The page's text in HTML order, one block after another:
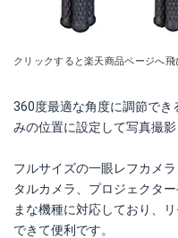
クリックすると楽天商品ページへ飛
360度最適な角度に調節で
みの位置に設定して写真撮影
フルサイズの一眼レフカメ
タルカメラ、プロジェクタ
まな機種に対応しており、
できて便利です。